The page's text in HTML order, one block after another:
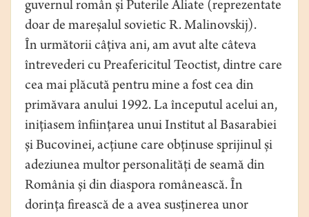
guvernul român și Puterile Aliate (reprezentate
doar de mareșalul sovietic R. Malinovskij).
În următorii câțiva ani, am avut alte câteva
întrevederi cu Preafericitul Teoctist, dintre care
cea mai plăcută pentru mine a fost cea din
primăvara anului 1992. La începutul acelui an,
inițiasem înființarea unui Institut al Basarabiei
și Bucovinei, acțiune care obținuse sprijinul și
adeziunea multor personalități de seamă din
România și din diaspora românească. În
dorința firească de a avea susținerea unor